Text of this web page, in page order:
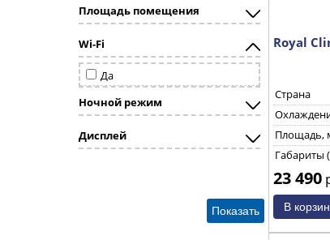
Площадь помещения
Wi-Fi
Да
Ночной режим
Дисплей
Royal
Страна
Площадь,
Габариты
23 490